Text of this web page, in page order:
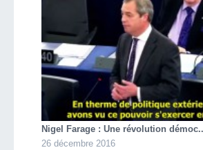
Nigel Farage : Une révolution
26 décembre 2016